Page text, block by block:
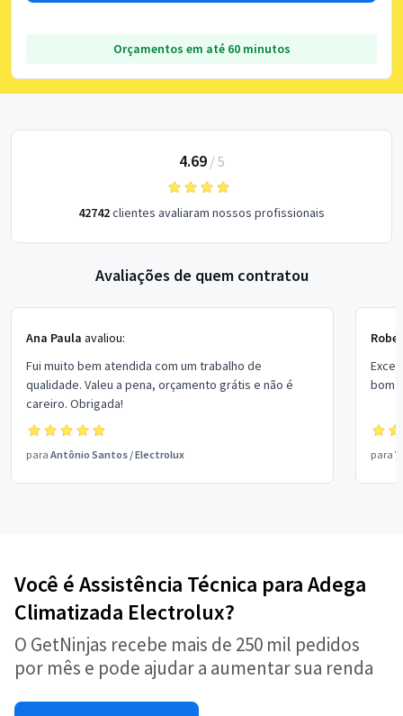
Orçamentos em até 60 minutos
4.69/ 5
42742clientes avaliaram nossos profissionais
Avaliações de quem contratou
Ana Paula avaliou:
Fui muito bem atendida com um trabalho de
qualidade. Valeu a pena, orçamento grátis e não é
careiro. Obrigada!
para Antônio Santos /Electrolux
bom
para
Você é Assistência Técnica para Adega
Climatizada Electrolux?
O GetNinjas recebe mais de 250 mil pedidos
por mês e pode ajudar a aumentar sua renda